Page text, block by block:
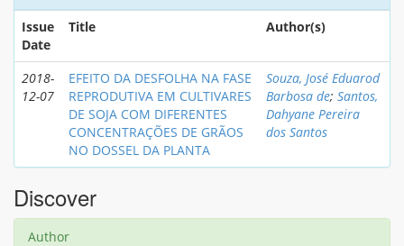
Issue
Date
Title Author(s)
2018-
12-07
EFEITO DA DESFOLHA NA FASE
REPRODUTIVA EM CULTIVARES
DE SOJA COM DIFERENTES
CONCENTRAÇÕES DE GRÃOS
NO DOSSEL DA PLANTA
Souza, José Eduarod
Barbosa de; Santos,
Dahyane Pereira
dos Santos
Discover
Author